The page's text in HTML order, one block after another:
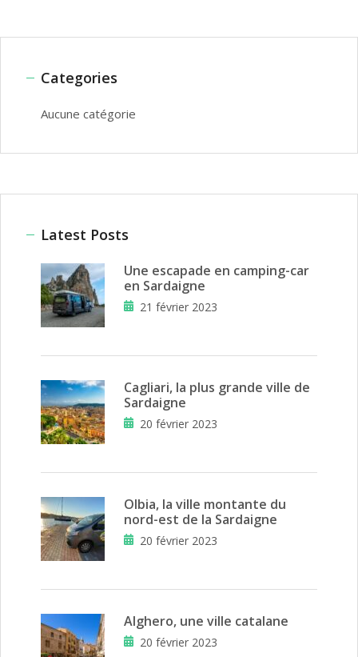
Categories
Aucune catégorie
Latest Posts
Une escapade en camping-car
en Sardaigne
21 février 2023
Cagliari, la plus grande ville de
Sardaigne
20 février 2023
Olbia, la ville montante du
nord-est de la Sardaigne
20 février 2023
Alghero, une ville catalane
20 février 2023